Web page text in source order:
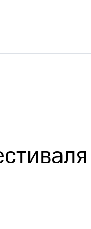
Контакты
капиталКонтроль